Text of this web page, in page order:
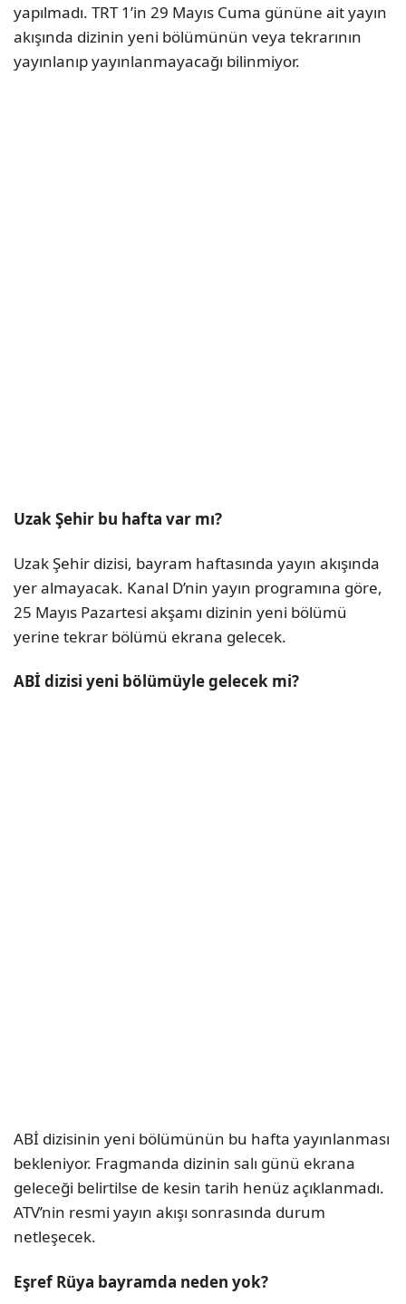
yapılmadı. TRT 1’in 29 Mayıs Cuma gününe ait yayın
akışında dizinin yeni bölümünün veya tekrarının
yayınlanıp yayınlanmayacağı bilinmiyor.
Uzak Şehir bu hafta var mı?
Uzak Şehir dizisi, bayram haftasında yayın akışında
yer almayacak. Kanal D’nin yayın programına göre,
25 Mayıs Pazartesi akşamı dizinin yeni bölümü
yerine tekrar bölümü ekrana gelecek.
ABİ dizisi yeni bölümüyle gelecek mi?
ABİ dizisinin yeni bölümünün bu hafta yayınlanması
bekleniyor. Fragmanda dizinin salı günü ekrana
geleceği belirtilse de kesin tarih henüz açıklanmadı.
ATV’nin resmi yayın akışı sonrasında durum
netleşecek.
Eşref Rüya bayramda neden yok?